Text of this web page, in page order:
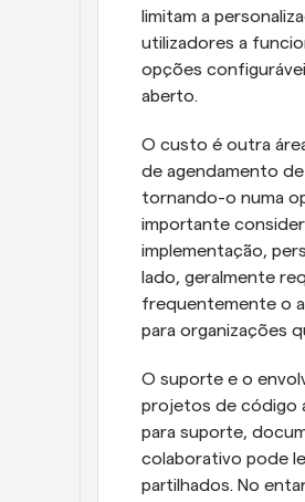
limitam a
utilizadores a
opções
aberto.
O custo é outra
de agendamento
tornando-o numa
importante
implementação,
lado, geralmente
frequentemente o
para organizações
O suporte e o
projetos de código
para suporte,
colaborativo pode
partilhados. No